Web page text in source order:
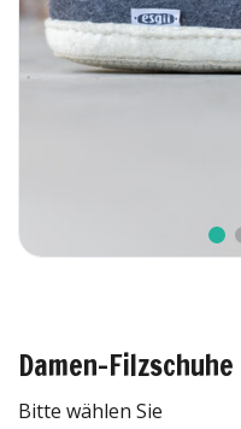
Damen-
Bitte wählen Sie